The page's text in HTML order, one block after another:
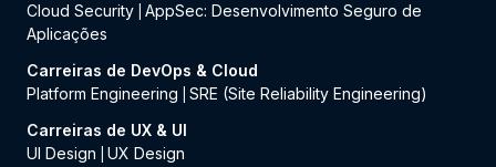
Cloud Security AppSec: Desenvolvimento Seguro de
Aplicações
Carreiras de DevOps & Cloud
Platform Engineering
SRE (Site Reliability Engineering)
Carreiras de UX & UI
UI Design
UX Design